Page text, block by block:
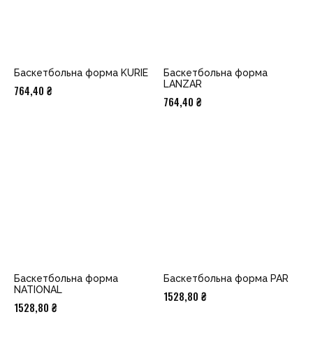
Баскетбольна форма KURIE
764,40 ₴
Баскетбольна форма
LANZAR
764,40 ₴
Баскетбольна форма
NATIONAL
1528,80 ₴
Баскетбольна форма PAR
1528,80 ₴